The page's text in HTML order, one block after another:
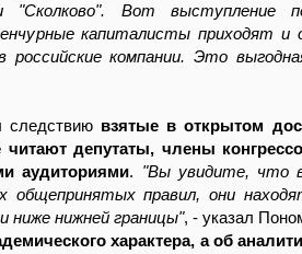
"Сколково". Вот выступление
капиталисты приходят и
компании. Это
следствию взятые в открытом
депутаты, члены
аудиториями. "Вы увидите, что
общепринятых правил, они
ниже нижней границы", - указал
характера, а об